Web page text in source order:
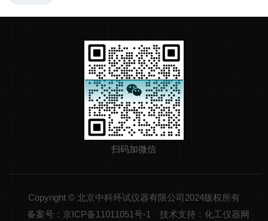
扫码加微信
Copyright © 北京中科环试仪器有限公司2024版权所有
备案号：京ICP备11011051号-1
技术支持：化工仪器网